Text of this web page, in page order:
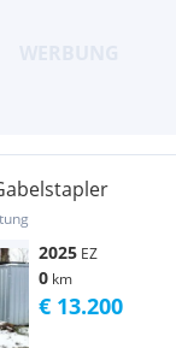
2025 EZ
0 km
€ 13.200